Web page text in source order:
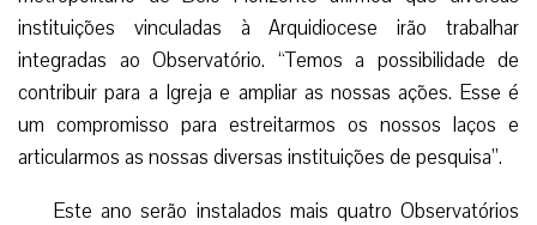
Com informações do Setor da Juventude da CNBB
Facebook
TwitterWhatsApp
Email